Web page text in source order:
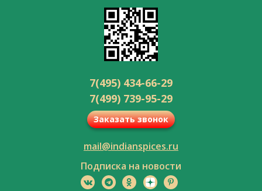
7(495) 434-66-29
7(499) 739-95-29
Заказать звонок
mail@indianspices.ru
Подписка на новости